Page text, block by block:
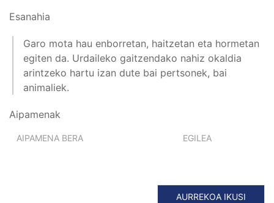
Esanahia
Garo mota hau enborretan, haitzetan eta hormetan
egiten da. Urdaileko gaitzendako nahiz okaldia
arintzeko hartu izan dute bai pertsonek, bai
animaliek.
Aipamenak
AIPAMENA BERA EGILEA
AURREKOA IKUSI